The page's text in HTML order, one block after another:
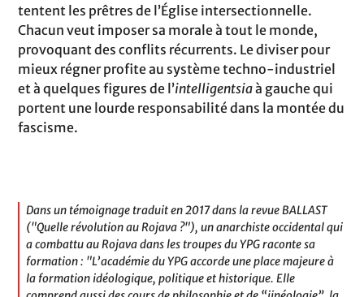
tentent les prêtres de l’Église intersectionnelle.
Chacun veut imposer sa morale à tout le monde,
provoquant des conflits récurrents. Le diviser pour
mieux régner profite au système techno-industriel
et à quelques figures de l’intelligentsiaà gauche qui
portent une lourde responsabilité dans la montée du
fascisme.
Dans un témoignage traduit en 2017 dans la revue BALLAST
("Quelle révolution au Rojava ?"), un anarchiste occidental qui
a combattu au Rojava dans les troupes du YPG raconte sa
formation : "L’académie du YPG accorde une place majeure à
la formation idéologique, politique et historique. Elle